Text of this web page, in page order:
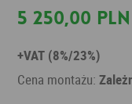
5 250,00 PLN
+VAT (8%/23%)
Cena montażu: